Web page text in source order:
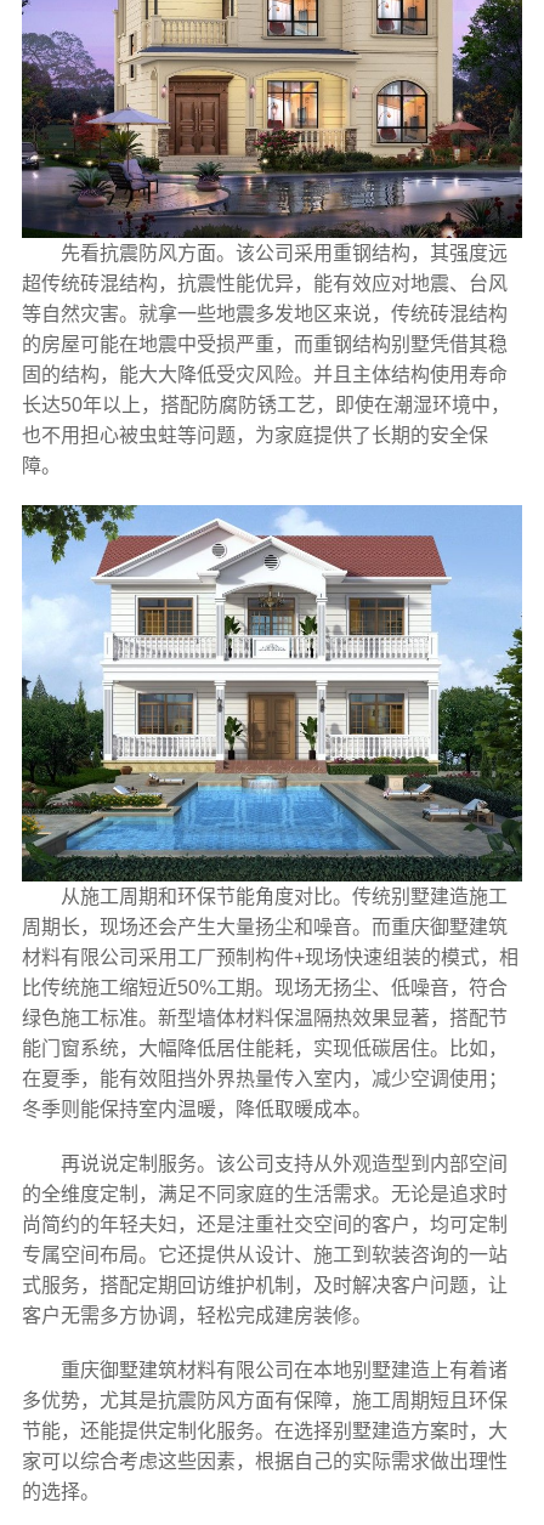
先看抗震防风方面。该公司采用重钢结构，其强度远
超传统砖混结构，抗震性能优异，能有效应对地震、台风
等自然灾害。就拿一些地震多发地区来说，传统砖混结构
的房屋可能在地震中受损严重，而重钢结构别墅凭借其稳
固的结构，能大大降低受灾风险。并且主体结构使用寿命
长达50年以上，搭配防腐防锈工艺，即使在潮湿环境中，
也不用担心被虫蛀等问题，为家庭提供了长期的安全保
障。
从施工周期和环保节能角度对比。传统别墅建造施工
周期长，现场还会产生大量扬尘和噪音。而重庆御墅建筑
材料有限公司采用工厂预制构件+现场快速组装的模式，相
比传统施工缩短近50%工期。现场无扬尘、低噪音，符合
绿色施工标准。新型墙体材料保温隔热效果显著，搭配节
能门窗系统，大幅降低居住能耗，实现低碳居住。比如，
在夏季，能有效阻挡外界热量传入室内，减少空调使用；
冬季则能保持室内温暖，降低取暖成本。
再说说定制服务。该公司支持从外观造型到内部空间
的全维度定制，满足不同家庭的生活需求。无论是追求时
尚简约的年轻夫妇，还是注重社交空间的客户，均可定制
专属空间布局。它还提供从设计、施工到软装咨询的一站
式服务，搭配定期回访维护机制，及时解决客户问题，让
客户无需多方协调，轻松完成建房装修。
重庆御墅建筑材料有限公司在本地别墅建造上有着诸
多优势，尤其是抗震防风方面有保障，施工周期短且环保
节能，还能提供定制化服务。在选择别墅建造方案时，大
家可以综合考虑这些因素，根据自己的实际需求做出理性
的选择。